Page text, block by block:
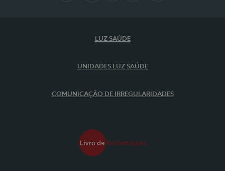
LUZ SAÚDE
UNIDADES LUZ SAÚDE
COMUNICAÇÃO DE IRREGULARIDADES